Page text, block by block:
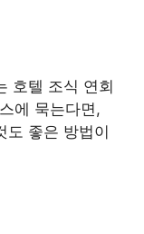
호텔 조식 연회
에 묵는다면,
도 좋은 방법이